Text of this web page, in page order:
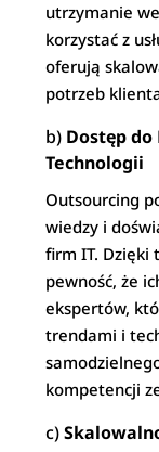
utrzymanie
korzystać z
oferują
potrzeb
b) Dostęp
Technologii
Outsourcing
wiedzy i
firm IT. Dzięki
pewność, że
ekspertów,
trendami i
kompetencji
c)